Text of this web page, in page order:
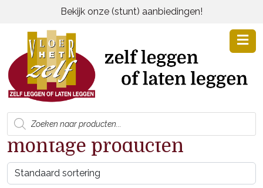
Bekijk onze (stunt) aanbiedingen!
Producten
zoeken
montage producten